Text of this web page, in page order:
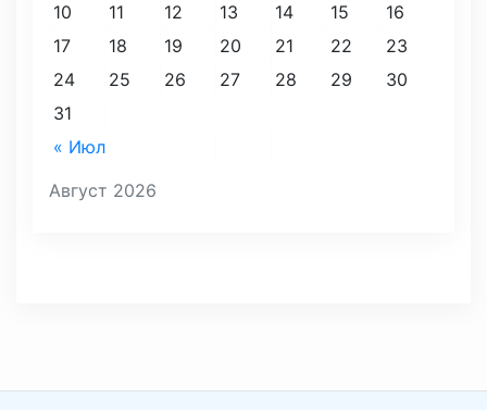
Август 2026
« Июл
10
11 12 13 14 15
16
17
18 19 20 21 22
23
24
25 26 27 28 29
30
31